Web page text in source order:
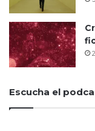
Escucha el